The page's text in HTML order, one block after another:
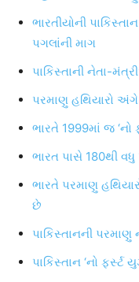
ભારતીયોની
પગલાંની માગ
પાકિસ્તાની નેતા-
પરમાણુ હથિયારો અંગે
ભારતે 1999માં જ ‘નો
ભારત પાસે 180થી વધુ
ભારતે પરમાણુ
છે
પાકિસ્તાનની પરમાણુ
પાકિસ્તાન ‘નો ફર્સ્ટ